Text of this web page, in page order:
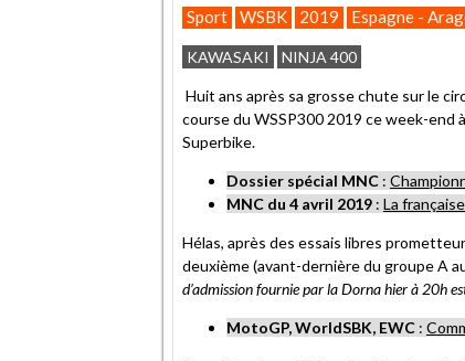
Sport WSBK 2019 Espagne -
KAWASAKI NINJA 400
Huit ans après sa grosse chute sur le
course du WSSP300 2019 ce week-end à
Superbike.
Dossier spécial MNC :
MNC du 4 avril 2019 : La
Hélas, après des essais libres
deuxième (avant-dernière du groupe A
d’admission fournie par la Dorna hier à 20h
MotoGP, WorldSBK, EWC :